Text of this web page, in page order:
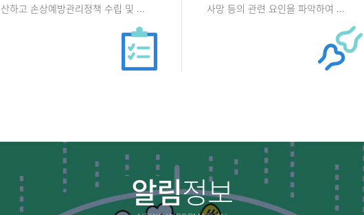
산하고 손상예방관리정책 수립 및 ...
사망 등의 관련 요인을 파악하여 ...
알림정보